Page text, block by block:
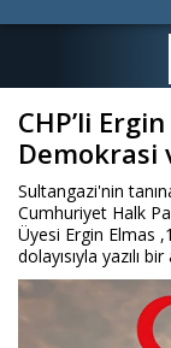
CHP’li
Demokrasi
Sultangazi'nin
Cumhuriyet Halk
Üyesi Ergin Elmas
dolayısıyla yazılı